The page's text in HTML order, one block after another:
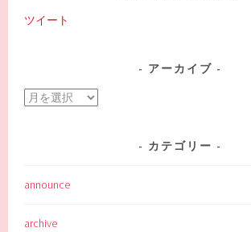
ツイート
アーカイブ
ア
カテゴリー
announce
archive